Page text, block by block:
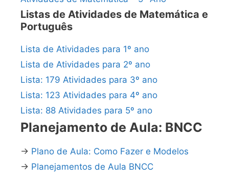
Listas de Atividades de Matemática e
Português
Lista de Atividades para 1º ano
Lista de Atividades para 2º ano
Lista: 179 Atividades para 3º ano
Lista: 123 Atividades para 4º ano
Lista: 88 Atividades para 5º ano
Planejamento de Aula: BNCC
→ Plano de Aula: Como Fazer e Modelos
→ Planejamentos de Aula BNCC